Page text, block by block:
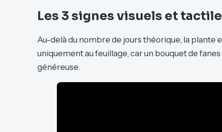
Les 3 signes visuels et
Au-delà du nombre de jours théorique, la plante
uniquement au feuillage, car un bouquet de
généreuse.